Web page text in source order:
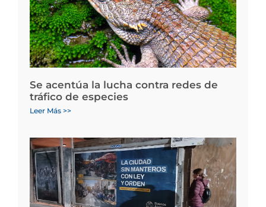
Se acentúa la lucha contra redes de
tráfico de especies
Leer Más >>